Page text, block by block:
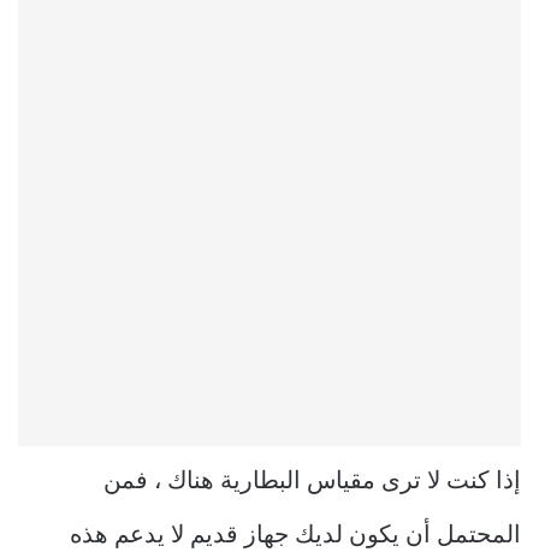
إذا كنت لا ترى مقياس البطارية هناك ، فمن
المحتمل أن يكون لديك جهاز قديم لا يدعم هذه